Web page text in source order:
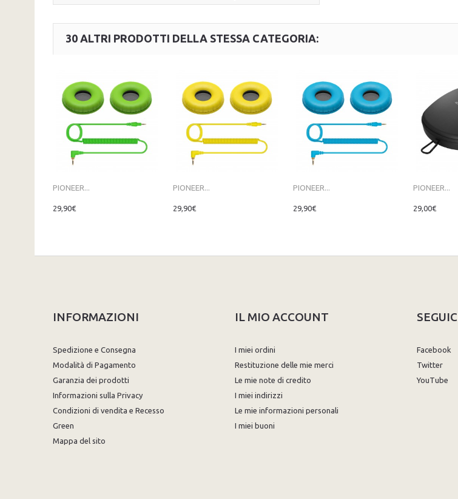
30 ALTRI PRODOTTI DELLA STESSA CATEGORIA:
PIONEER...
29,90€
PIONEER...
29,90€
PIONEER...
29,90€
PIONEER...
29,00€
INFORMAZIONI
Spedizione e Consegna
Modalità di Pagamento
Garanzia dei prodotti
Informazioni sulla Privacy
Condizioni di vendita e Recesso
Green
Mappa del sito
IL MIO ACCOUNT
I miei ordini
Restituzione delle mie merci
Le mie note di credito
I miei indirizzi
Le mie informazioni personali
I miei buoni
Facebook
Twitter
YouTube